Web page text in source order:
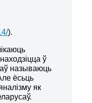
).
ў
называюць
ёсьць
як